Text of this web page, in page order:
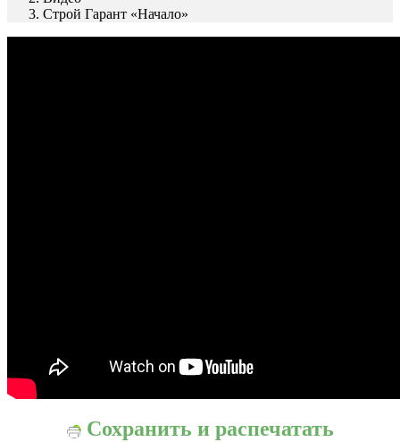
Строй Гарант «Начало»
Сохранить и распечатать